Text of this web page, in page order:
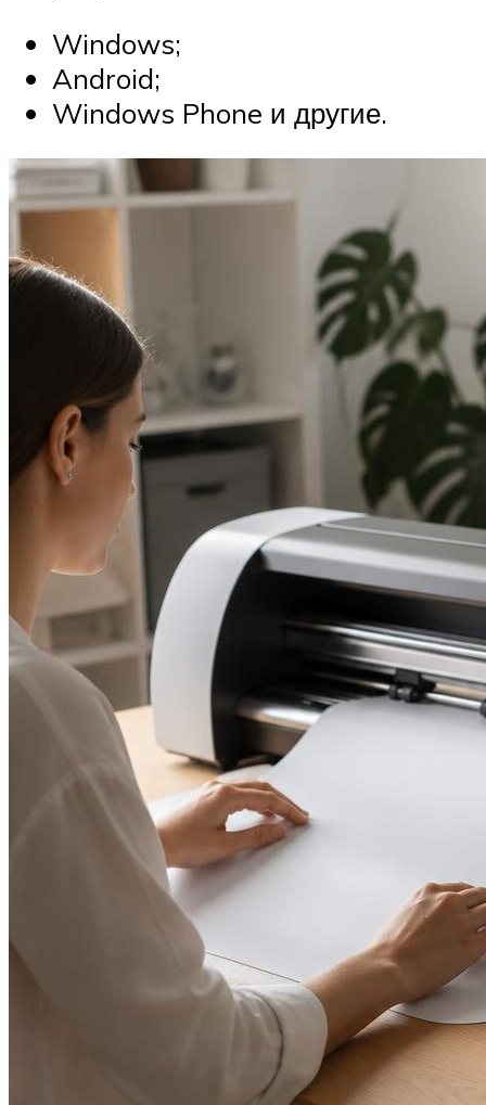
Windows;
Android;
Windows Phone и другие.